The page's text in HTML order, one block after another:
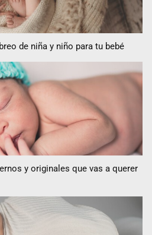
de niña y niño para tu bebé
y originales que vas a querer